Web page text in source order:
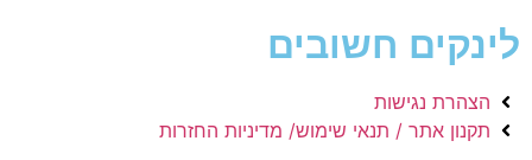
לינקים חשובים
הצהרת נגישות
תקנון אתר / תנאי שימוש/ מדיניות החזרות